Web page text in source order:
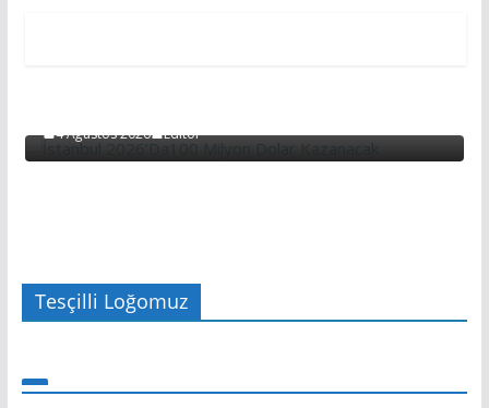
4 Ağustos 2026 Editör
Tesçilli Loğomuz